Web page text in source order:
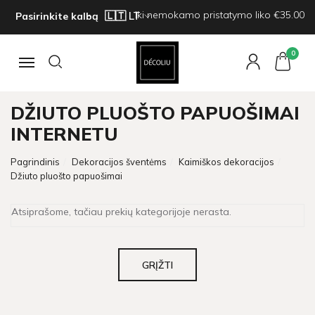
Pasirinkite kalbą Iki nemokamo pristatymo liko €35.00
Navigacija
0
DŽIUTO PLUOŠTO PAPUOŠIMAI
INTERNETU
Pagrindinis Dekoracijos šventėms
Kaimiškos dekoracijos
Džiuto pluošto papuošimai
Atsiprašome, tačiau prekių kategorijoje nerasta.
GRĮŽTI